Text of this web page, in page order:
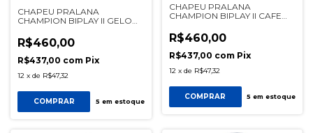
CHAPEU PRALANA
CHAMPION BIPLAY II GELO
R$460,00
R$437,00 com Pix
12 x de R$47,32
COMPRAR 5 em estoque
CHAPEU PRALANA
CHAMPION BIPLAY II CAFE
R$460,00
R$437,00 com Pix
12 x de R$47,32
COMPRAR 5 em estoque